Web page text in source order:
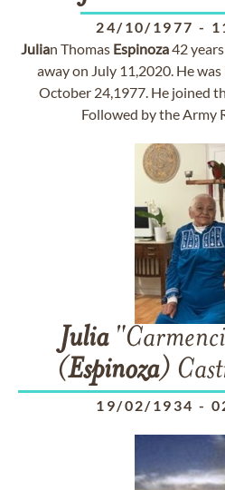
24/10/1977 -
Julian Thomas Espinoza42
away on July 11,2020. He
October 24,1977. He joined
Followed by the Army
Julia
(Espinoza)
19/02/1934 -